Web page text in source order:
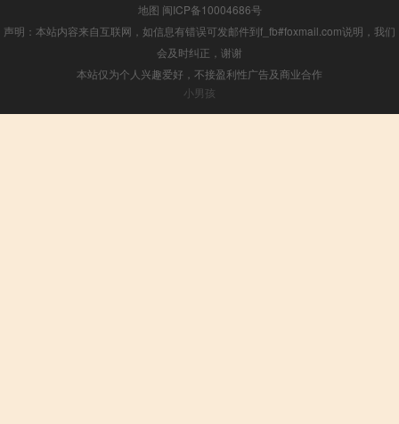
地图 闽ICP备10004686号
声明：本站内容来自互联网，如信息有错误可发邮件到f_fb#foxmail.com说明，我们
会及时纠正，谢谢
本站仅为个人兴趣爱好，不接盈利性广告及商业合作
小男孩